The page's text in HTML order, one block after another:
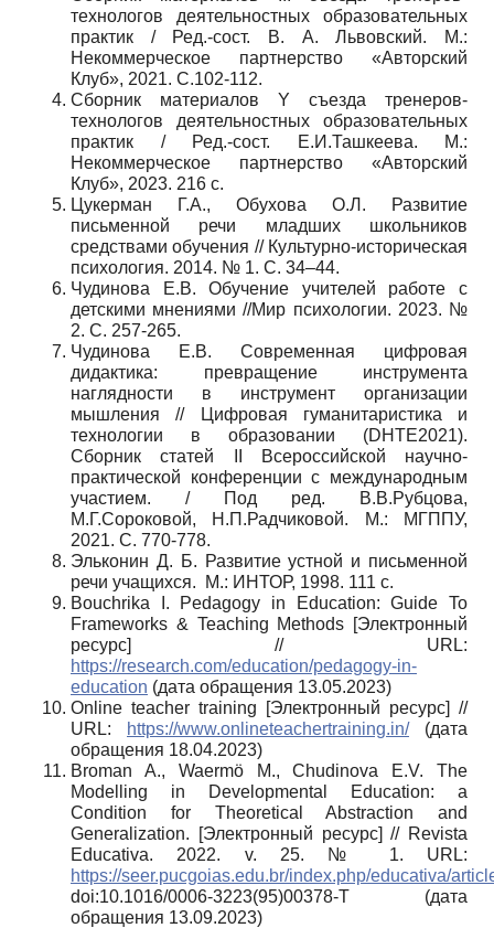
технологов деятельностных образовательных
практик / Ред.-сост. В. А. Львовский. М.:
Некоммерческое партнерство «Авторский
Клуб», 2021. C.102-112.
Сборник материалов Y съезда тренеров-
технологов деятельностных образовательных
практик / Ред.-сост. Е.И.Ташкеева. М.:
Некоммерческое партнерство «Авторский
Клуб», 2023. 216 с.
Цукерман Г.А., Обухова О.Л. Развитие
письменной речи младших школьников
средствами обучения // Культурно-историческая
психология. 2014. № 1. C. 34–44.
Чудинова Е.В. Обучение учителей работе с
детскими мнениями //Мир психологии. 2023. №
2. С. 257-265.
Чудинова Е.В. Современная цифровая
дидактика: превращение инструмента
наглядности в инструмент организации
мышления // Цифровая гуманитаристика и
технологии в образовании (DHTE2021).
Сборник статей II Всероссийской научно-
практической конференции с международным
участием. / Под ред. В.В.Рубцова,
М.Г.Сороковой, Н.П.Радчиковой. М.: МГППУ,
2021. С. 770-778.
Эльконин Д. Б. Развитие устной и письменной
речи учащихся. М.: ИНТОР, 1998. 111 с.
Bouchrika I. Pedagogy in Education: Guide To
Frameworks & Teaching Methods [Электронный
ресурс] // URL:
https://research.com/education/pedagogy-in-
education (дата обращения 13.05.2023)
Online teacher training [Электронный ресурс] //
URL:
https://www.onlineteachertraining.in/(дата
обращения 18.04.2023)
Broman A., Waermö M., Chudinova E.V. The
Modelling in Developmental Education: a
Condition for Theoretical Abstraction and
Generalization.
[Электронный ресурс] // Revista
Educativa. 2022. v. 25. № 1. URL:
https://seer.pucgoias.edu.br/index.php/educativa/
doi:10.1016/0006-3223(95)00378-T (дата
обращения 13.09.2023)